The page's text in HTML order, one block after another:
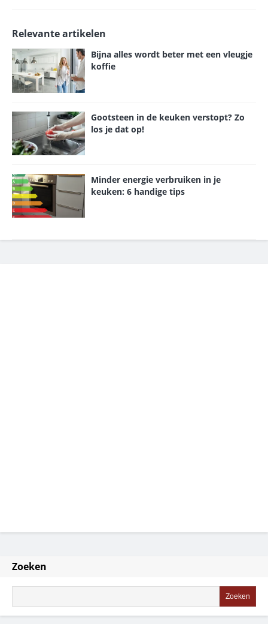
Relevante artikelen
Bijna alles wordt beter met een vleugje
koffie
Gootsteen in de keuken verstopt? Zo
los je dat op!
Minder energie verbruiken in je
keuken: 6 handige tips
Zoeken